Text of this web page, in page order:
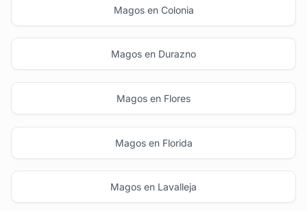
Magos en Colonia
Magos en Durazno
Magos en Flores
Magos en Florida
Magos en Lavalleja